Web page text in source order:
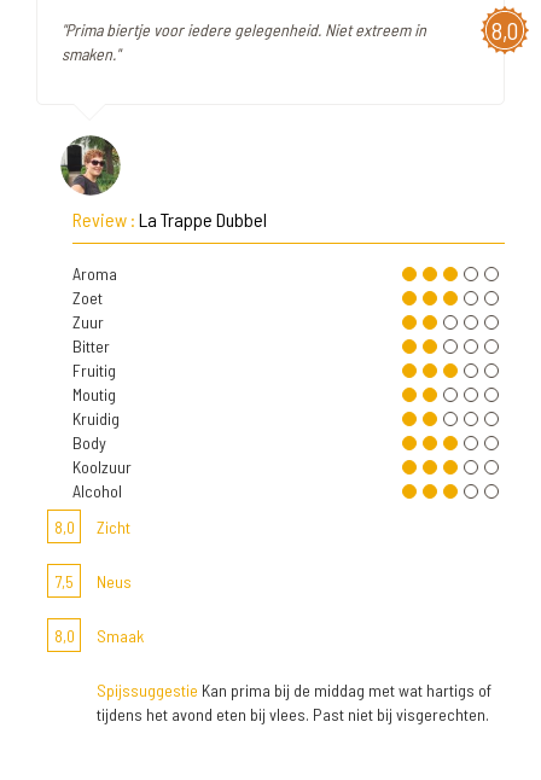
8,0
"Prima biertje voor iedere gelegenheid. Niet extreem in
smaken."
Review : La Trappe Dubbel
Aroma
Zoet
Zuur
Bitter
Fruitig
Moutig
Kruidig
Body
Koolzuur
Alcohol
8,0
Zicht
7,5 Neus
8,0 Smaak
Spijssuggestie Kan prima bij de middag met wat hartigs of
tijdens het avond eten bij vlees. Past niet bij visgerechten.